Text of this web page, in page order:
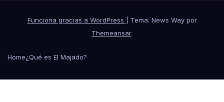
Funciona gracias a WordPress
Tema: News Way por
Themeansar.
Home¿Qué es El Majado?